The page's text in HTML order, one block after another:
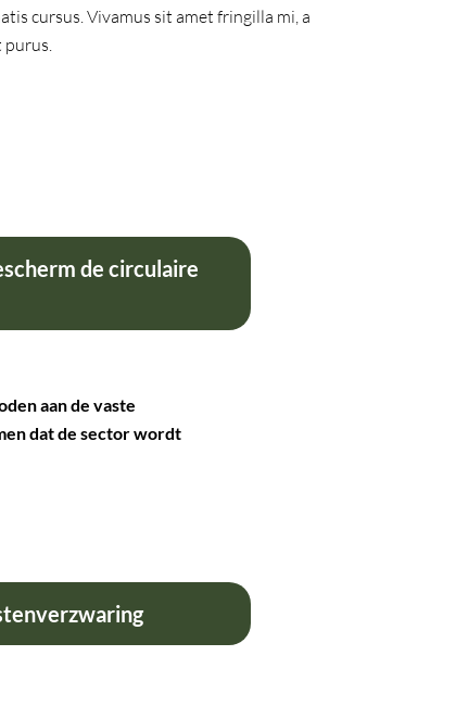
cursus. Vivamus sit amet fringilla mi, a
purus.
de circulaire
aan de vaste
dat de sector wordt